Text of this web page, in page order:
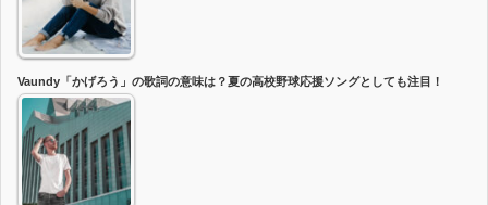
Vaundy「かげろう」の歌詞の意味は？夏の高校野球応援ソングとしても注目！